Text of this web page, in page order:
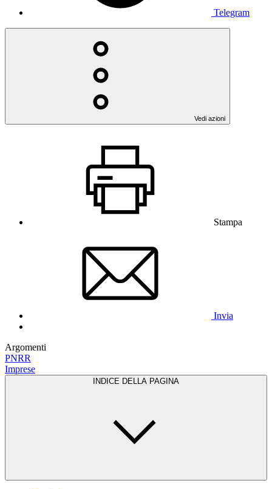
Telegram
Vedi azioni
Stampa
Invia
Argomenti
PNRR
Imprese
INDICE DELLA PAGINA